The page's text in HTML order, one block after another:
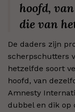
hoofd,
die van
De daders zijn
scherpschutters
hetzelfde soort
hoofd, van
Amnesty
dubbel en dik op